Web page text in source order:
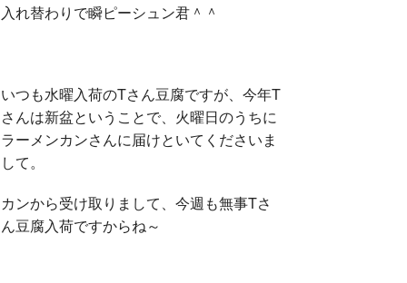
入れ替わりで瞬ピーシュン君＾＾
いつも水曜入荷のTさん豆腐ですが、今年T
さんは新盆ということで、火曜日のうちに
ラーメンカンさんに届けといてくださいま
して。
カンから受け取りまして、今週も無事Tさ
ん豆腐入荷ですからね～